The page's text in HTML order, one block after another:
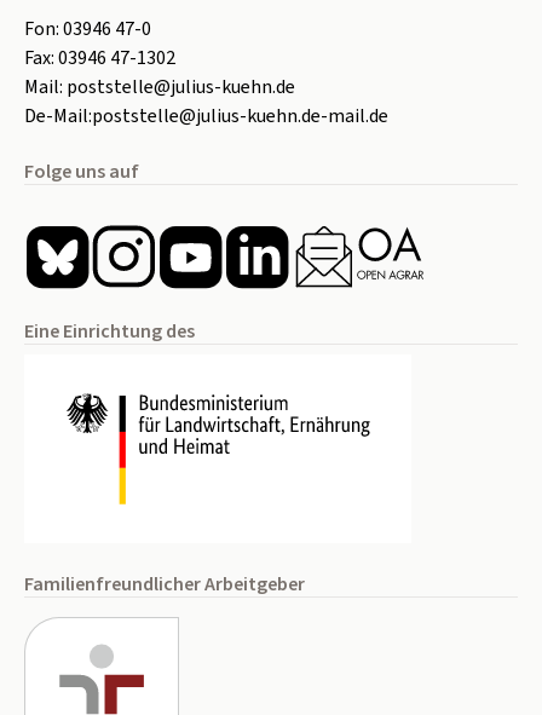
Fon:03946 47-0
Fax:03946 47-1302
Mail: poststelle@julius-kuehn.de
De-Mail:poststelle@julius-kuehn.de-mail.de
Folge uns auf
Eine Einrichtung des
Familienfreundlicher Arbeitgeber